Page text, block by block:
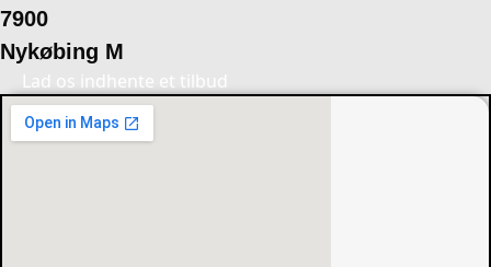
7900
Nykøbing M
Lad os indhente et tilbud